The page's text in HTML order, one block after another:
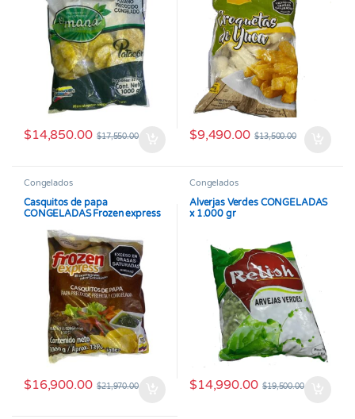
$14,850.00 $17,550.00 $9,490.00 $13,500.00
Congelados
Casquitos de papa
CONGELADAS Frozen express
$16,900.00 $21,970.00
Congelados
Alverjas Verdes CONGELADAS
x 1.000 gr
$14,990.00 $19,500.00